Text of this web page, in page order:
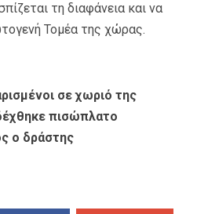
τη διαφάνεια και να
Τομέα της χώρας.
σε χωριό της
πισώπλατο
ο δράστης